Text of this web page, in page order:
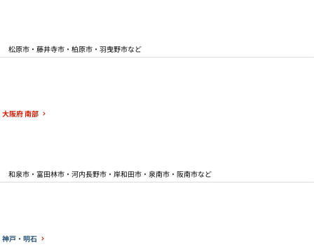
松原市・藤井寺市・柏原市・羽曳野市など
大阪府 南部
和泉市・富田林市・河内長野市・岸和田市・泉南市・阪南市など
神戸・明石